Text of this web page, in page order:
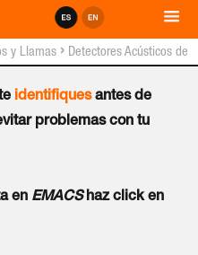
identifiquesantes de
problemas con tu
en EMACShaz click en
y Llamas › Detectores Acústicos de